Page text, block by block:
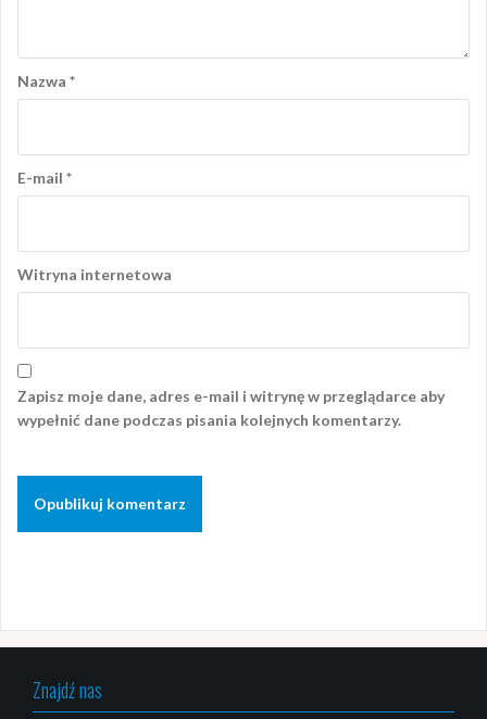
Nazwa *
E-mail *
Witryna internetowa
Zapisz moje dane, adres e-mail i witrynę w przeglądarce aby
wypełnić dane podczas pisania kolejnych komentarzy.
Znajdź nas